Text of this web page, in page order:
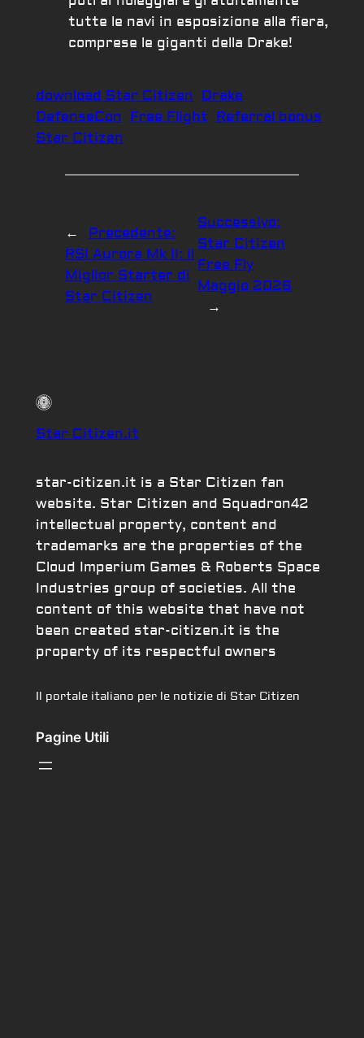
tutte le navi in esposizione alla fiera,
comprese le giganti della Drake!
download Star Citizen Drake
DefenseCon Free Flight Referral bonus
Star Citizen
←
Precedente:
RSI Aurora Mk II: il
Miglior Starter di
Star Citizen
Successivo:
Star Citizen
Free Fly
Maggio 2026
→
Star Citizen.it
star-citizen.it is a Star Citizen fan
website. Star Citizen and Squadron42
intellectual property, content and
trademarks are the properties of the
Cloud Imperium Games & Roberts Space
Industries group of societies. All the
content of this website that have not
been created star-citizen.it is the
property of its respectful owners
Il portale italiano per le notizie di Star Citizen
Pagine Utili